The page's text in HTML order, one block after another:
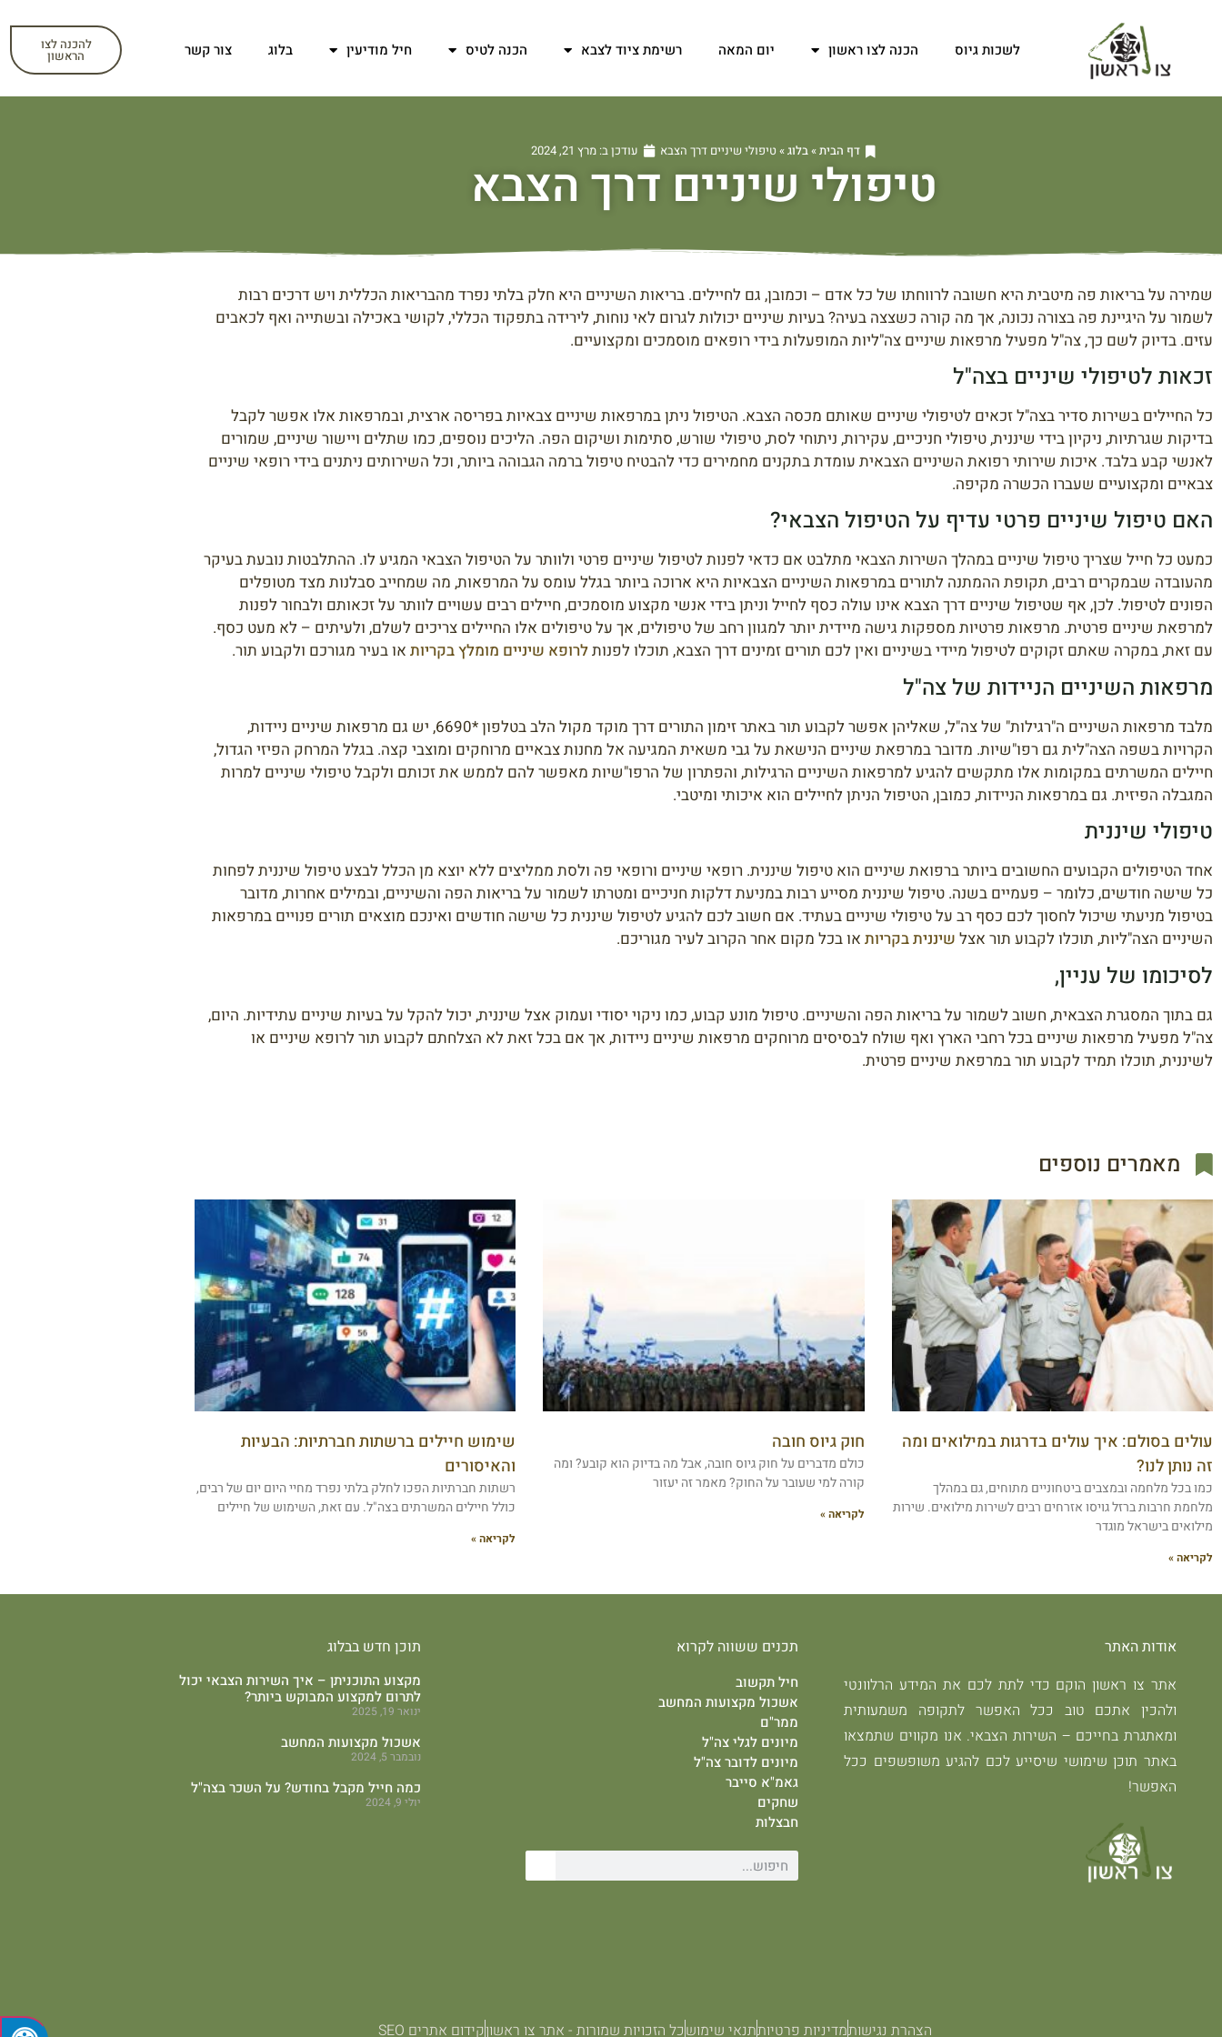
לשכות גיוס הכנה לצו ראשון יום המאה רשימת ציוד לצבא הכנה לטיס חיל מודיעין בלוג צור קשר להכנה לצו
הראשון
דף הבית»בלוג» טיפולי שיניים דרך הצבא עודכן ב: מרץ 21, 2024
טיפולי שיניים דרך הצבא
שמירה על בריאות פה מיטבית היא חשובה לרווחתו של כל אדם – וכמובן, גם לחיילים. בריאות השיניים היא חלק בלתי נפרד מהבריאות הכללית ויש דרכים רבות
לשמור על היגיינת פה בצורה נכונה, אך מה קורה כשצצה בעיה? בעיות שיניים יכולות לגרום לאי נוחות, לירידה בתפקוד הכללי, לקושי באכילה ובשתייה ואף לכאבים
עזים. בדיוק לשם כך, צה"ל מפעיל מרפאות שיניים צה"ליות המופעלות בידי רופאים מוסמכים ומקצועיים.
זכאות לטיפולי שיניים בצה"ל
כל החיילים בשירות סדיר בצה"ל זכאים לטיפולי שיניים שאותם מכסה הצבא. הטיפול ניתן במרפאות שיניים צבאיות בפריסה ארצית, ובמרפאות אלו אפשר לקבל
בדיקות שגרתיות, ניקיון בידי שיננית, טיפולי חניכיים, עקירות, ניתוחי לסת, טיפולי שורש, סתימות ושיקום הפה. הליכים נוספים, כמו שתלים ויישור שיניים, שמורים
לאנשי קבע בלבד. איכות שירותי רפואת השיניים הצבאית עומדת בתקנים מחמירים כדי להבטיח טיפול ברמה הגבוהה ביותר, וכל השירותים ניתנים בידי רופאי שיניים
צבאיים ומקצועיים שעברו הכשרה מקיפה.
האם טיפול שיניים פרטי עדיף על הטיפול הצבאי?
כמעט כל חייל שצריך טיפול שיניים במהלך השירות הצבאי מתלבט אם כדאי לפנות לטיפול שיניים פרטי ולוותר על הטיפול הצבאי המגיע לו. ההתלבטות נובעת בעיקר
מהעובדה שבמקרים רבים, תקופת ההמתנה לתורים במרפאות השיניים הצבאיות היא ארוכה ביותר בגלל עומס על המרפאות, מה שמחייב סבלנות מצד מטופלים
הפונים לטיפול. לכן, אף שטיפול שיניים דרך הצבא אינו עולה כסף לחייל וניתן בידי אנשי מקצוע מוסמכים, חיילים רבים עשויים לוותר על זכאותם ולבחור לפנות
למרפאת שיניים פרטית. מרפאות פרטיות מספקות גישה מיידית יותר למגוון רחב של טיפולים, אך על טיפולים אלו החיילים צריכים לשלם, ולעיתים – לא מעט כסף.
עם זאת, במקרה שאתם זקוקים לטיפול מיידי בשיניים ואין לכם תורים זמינים דרך הצבא, תוכלו לפנותלרופא שיניים מומלץ בקריות או בעיר מגורכם ולקבוע תור.
מרפאות השיניים הניידות של צה"ל
מלבד מרפאות השיניים ה"רגילות" של צה"ל, שאליהן אפשר לקבוע תור באתר זימון התורים דרך מוקד מקול הלב בטלפון *6690, יש גם מרפאות שיניים ניידות,
הקרויות בשפה הצה"לית גם רפו"שיות. מדובר במרפאת שיניים הנישאת על גבי משאית המגיעה אל מחנות צבאיים מרוחקים ומוצבי קצה. בגלל המרחק הפיזי הגדול,
חיילים המשרתים במקומות אלו מתקשים להגיע למרפאות השיניים הרגילות, והפתרון של הרפו"שיות מאפשר להם לממש את זכותם ולקבל טיפולי שיניים למרות
המגבלה הפיזית. גם במרפאות הניידות, כמובן, הטיפול הניתן לחיילים הוא איכותי ומיטבי.
טיפולי שיננית
אחד הטיפולים הקבועים החשובים ביותר ברפואת שיניים הוא טיפול שיננית. רופאי שיניים ורופאי פה ולסת ממליצים ללא יוצא מן הכלל לבצע טיפול שיננית לפחות
כל שישה חודשים, כלומר – פעמיים בשנה. טיפול שיננית מסייע רבות במניעת דלקות חניכיים ומטרתו לשמור על בריאות הפה והשיניים, ובמילים אחרות, מדובר
בטיפול מניעתי שיכול לחסוך לכם כסף רב על טיפולי שיניים בעתיד. אם חשוב לכם להגיע לטיפול שיננית כל שישה חודשים ואינכם מוצאים תורים פנויים במרפאות
השיניים הצה"ליות, תוכלו לקבוע תור אצל שיננית בקריות או בכל מקום אחר הקרוב לעיר מגוריכם.
לסיכומו של עניין,
גם בתוך המסגרת הצבאית, חשוב לשמור על בריאות הפה והשיניים. טיפול מונע קבוע, כמו ניקוי יסודי ועמוק אצל שיננית, יכול להקל על בעיות שיניים עתידיות. היום,
צה"ל מפעיל מרפאות שיניים בכל רחבי הארץ ואף שולח לבסיסים מרוחקים מרפאות שיניים ניידות, אך אם בכל זאת לא הצלחתם לקבוע תור לרופא שיניים או
לשיננית, תוכלו תמיד לקבוע תור במרפאת שיניים פרטית.
מאמרים נוספים
עולים בסולם: איך עולים בדרגות במילואים ומה
זה נותן לנו?
כמו בכל מלחמה ובמצבים ביטחוניים מתוחים, גם במהלך
מלחמת חרבות ברזל גויסו אזרחים רבים לשירות מילואים. שירות
מילואים בישראל מוגדר
לקריאה »
חוק גיוס חובה
כולם מדברים על חוק גיוס חובה, אבל מה בדיוק הוא קובע? ומה
קורה למי שעובר על החוק? מאמר זה יעזור
לקריאה »
שימוש חיילים ברשתות חברתיות: הבעיות
והאיסורים
רשתות חברתיות הפכו לחלק בלתי נפרד מחיי היום יום של רבים,
כולל חיילים המשרתים בצה"ל. עם זאת, השימוש של חיילים
לקריאה »
אודות האתר
אתר צו ראשון הוקם כדי לתת לכם את המידע הרלוונטי
ולהכין אתכם טוב ככל האפשר לתקופה משמעותית
ומאתגרת בחייכם – השירות הצבאי. אנו מקווים שתמצאו
באתר תוכן שימושי שיסייע לכם להגיע משופשפים ככל
האפשר!
תכנים ששווה לקרוא
חיל תקשוב
אשכול מקצועות המחשב
ממר"ם
מיונים לגלי צה"ל
מיונים לדובר צה"ל
גאמ"א סייבר
שחקים
חבצלות
תוכן חדש בבלוג
מקצוע התוכניתן – איך השירות הצבאי יכול
לתרום למקצוע המבוקש ביותר?
ינואר 19, 2025
אשכול מקצועות המחשב
נובמבר 5, 2024
כמה חייל מקבל בחודש? על השכר בצה"ל
יולי 9, 2024
הצהרת נגישותמדיניות פרטיותתנאי שימושכל הזכויות שמורות - אתר צו ראשוןקידום אתרים SEO